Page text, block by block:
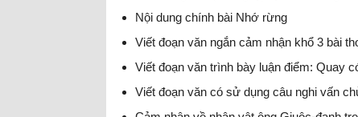
Nội dung chính bài Nhớ rừng
Viết đoạn văn ngắn cảm nhận khổ 3 bài
Viết đoạn văn trình bày luận điểm: Quay
Viết đoạn văn có sử dụng câu nghi vấn